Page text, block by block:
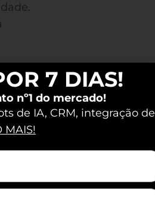
Essa
um
7 DIAS!
nº1 do mercado!
de IA, CRM, integração de
MAIS!